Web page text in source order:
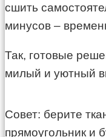
сшить
минусов –
Так, готовые
милый и уютный
Совет: берите
прямоугольник и